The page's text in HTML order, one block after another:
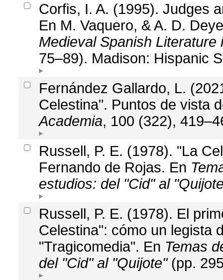
Corfis, I. A. (1995). Judges
En M. Vaquero, & A. D.
Medieval Spanish
75–89). Madison: Hispanic
Fernández Gallardo, L.
Celestina". Puntos de vista
Academia, 100 (322),
Russell, P. E. (1978). "La
Fernando de Rojas. En
estudios: del "Cid" al
Russell, P. E. (1978). El
Celestina": cómo un legista
"Tragicomedia". En Temas
del "Cid" al "Quijote"(pp.